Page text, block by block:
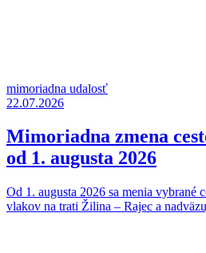
mimoriadna udalosť
22.07.2026
Mimoriadna zmena
od 1. augusta 2026
Od 1. augusta 2026 sa menia vybrané
vlakov na trati Žilina – Rajec a